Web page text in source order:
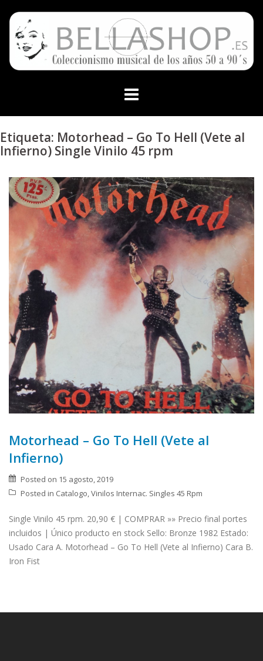
content
Etiqueta: Motorhead – Go To Hell (Vete al
Infierno) Single Vinilo 45 rpm
Motorhead – Go To Hell (Vete al
Infierno)
Posted on 15 agosto, 2019
Posted in Catalogo,Vinilos Internac. Singles 45 Rpm
Single Vinilo 45 rpm. 20,90 € | COMPRAR »» Precio final portes
incluidos | Único producto en stock Sello: Bronze 1982 Estado:
Usado Cara A. Motorhead – Go To Hell (Vete al Infierno) Cara B.
Iron Fist